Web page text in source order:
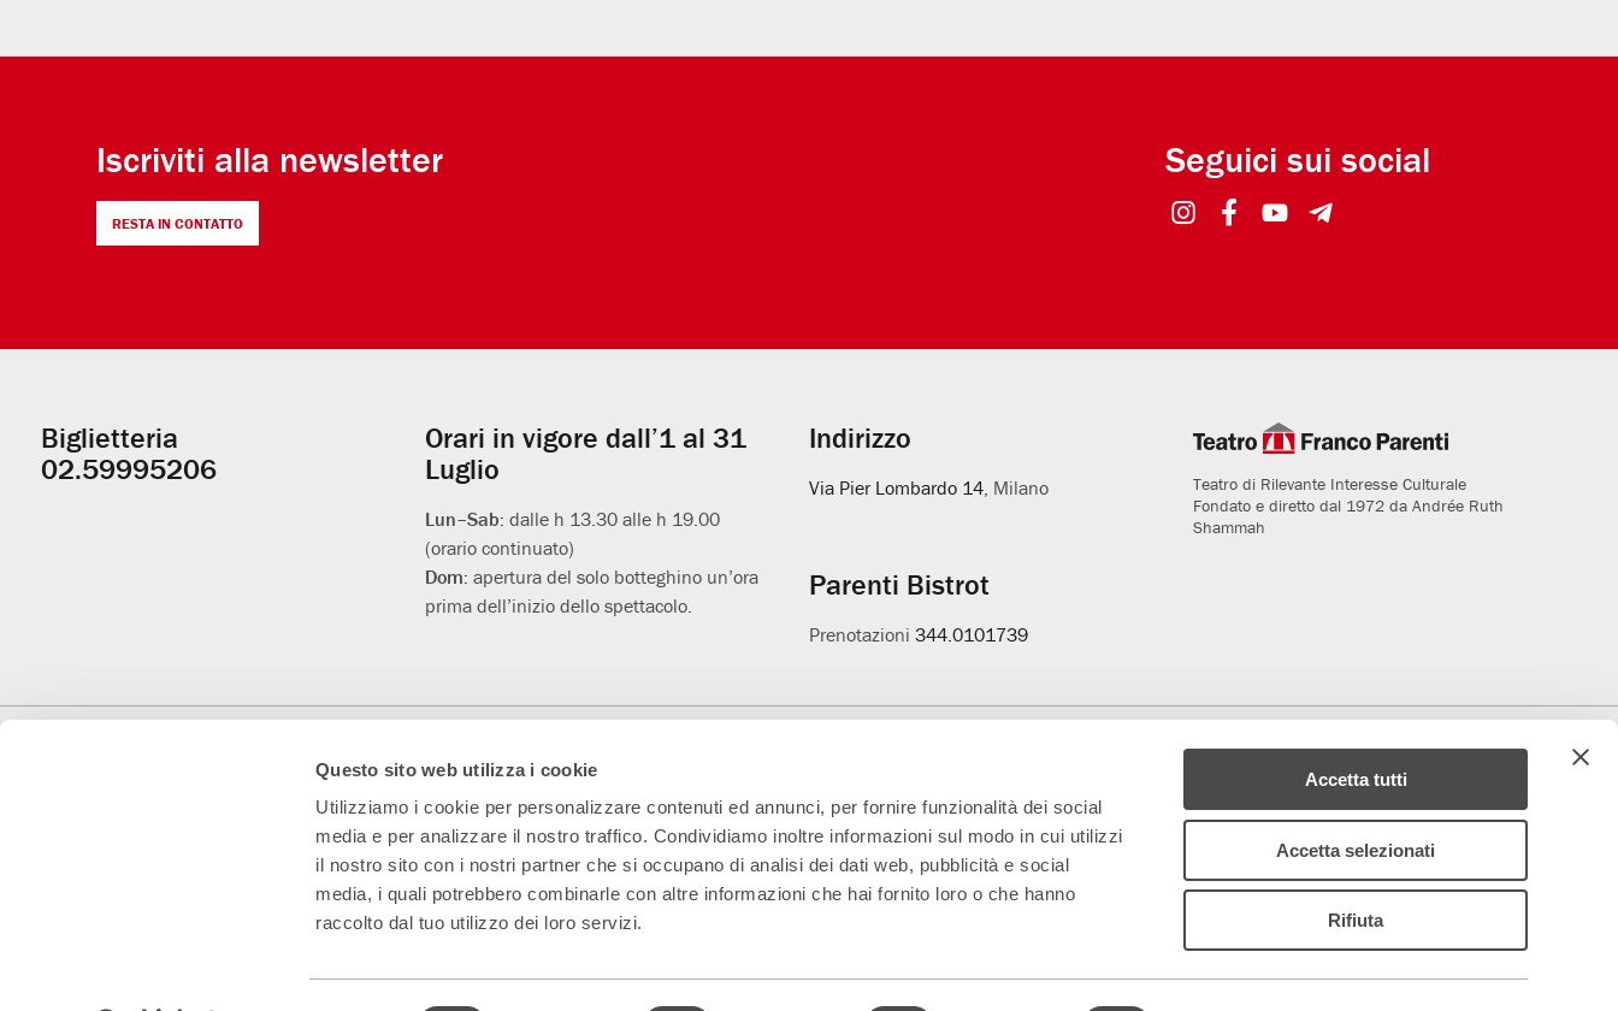
Questo sito web utilizza i cookie
Utilizziamo i cookie per personalizzare contenuti ed annunci, per fornire funzionalità dei social
media e per analizzare il nostro traffico. Condividiamo inoltre informazioni sul modo in cui utilizzi
il nostro sito con i nostri partner che si occupano di analisi dei dati web, pubblicità e social
media, i quali potrebbero combinarle con altre informazioni che hai fornito loro o che hanno
raccolto dal tuo utilizzo dei loro servizi.
Accetta tutti
Accetta selezionati
Rifiuta
Iscriviti alla newsletter
RESTA IN CONTATTO
Seguici sui social
Informazioni
utili
Biglietteria
02.59995206
Orari in vigore dall’1 al 31
Luglio
Lun–Sab: dalle h 13.30 alle h 19.00
(orario continuato)
Dom: apertura del solo botteghino un’ora
prima dell’inizio dello spettacolo.
Indirizzo
Via Pier Lombardo 14, Milano
Parenti Bistrot
Prenotazioni 344.0101739
Teatro di Rilevante Interesse Culturale
Fondato e diretto dal 1972 da Andrée Ruth
Shammah
Con il sostegno di Teatro Convenzionato Main Partner Media Partner